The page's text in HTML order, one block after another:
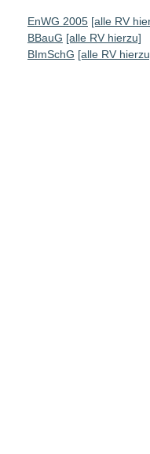
EnWG 2005 [alle RV
BBauG [alle RV hierzu]
BImSchG [alle RV